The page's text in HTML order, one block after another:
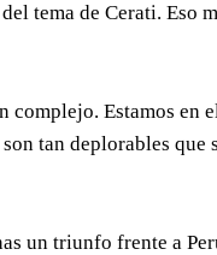
tema de Cerati. Eso
Estamos en
tan deplorables que
un triunfo frente a